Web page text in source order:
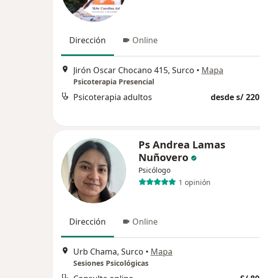
Dirección Online
Jirón Oscar Chocano 415, Surco • Mapa
Psicoterapia Presencial
Psicoterapia adultos desde s/ 220
Ps Andrea Lamas
Nuñovero
Psicólogo
1 opinión
Dirección Online
Urb Chama, Surco • Mapa
Sesiones Psicológicas